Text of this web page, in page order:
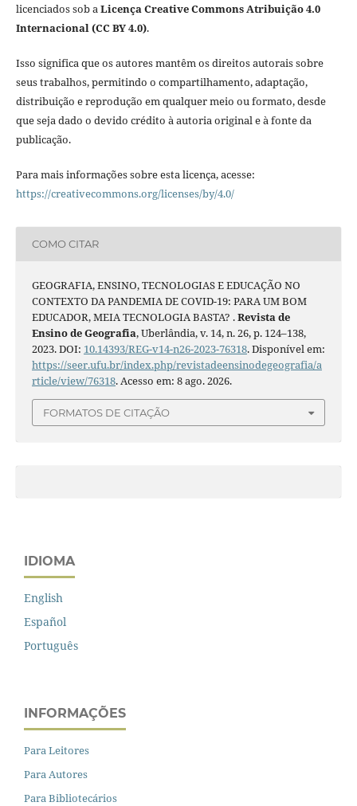
licenciados sob a Licença Creative Commons Atribuição 4.0
Internacional (CC BY 4.0).
Isso significa que os autores mantêm os direitos autorais sobre
seus trabalhos, permitindo o compartilhamento, adaptação,
distribuição e reprodução em qualquer meio ou formato, desde
que seja dado o devido crédito à autoria original e à fonte da
publicação.
Para mais informações sobre esta licença, acesse:
https://creativecommons.org/licenses/by/4.0/
COMO CITAR
GEOGRAFIA, ENSINO, TECNOLOGIAS E EDUCAÇÃO NO
CONTEXTO DA PANDEMIA DE COVID-19: PARA UM BOM
EDUCADOR, MEIA TECNOLOGIA BASTA? .Revista de
Ensino de Geografia, Uberlândia, v. 14, n. 26, p. 124–138,
2023. DOI: 10.14393/REG-v14-n26-2023-76318. Disponível em:
https://seer.ufu.br/index.php/revistadeensinodegeografia/a
rticle/view/76318. Acesso em: 8 ago. 2026.
FORMATOS DE CITAÇÃO
IDIOMA
English
Español
Português
INFORMAÇÕES
Para Leitores
Para Autores
Para Bibliotecários